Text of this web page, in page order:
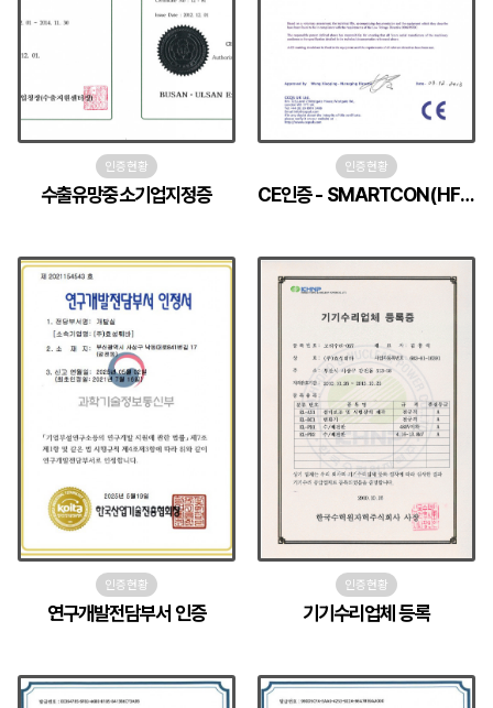
인증현황
수출유망중소기업지정증
인증현황
CE인증 - SMARTCON(HFS)
인증현황
연구개발전담부서 인증
인증현황
기기수리업체 등록